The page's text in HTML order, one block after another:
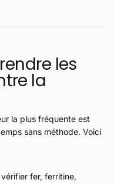
les
la
la plus fréquente est
sans méthode. Voici
fer, ferritine,